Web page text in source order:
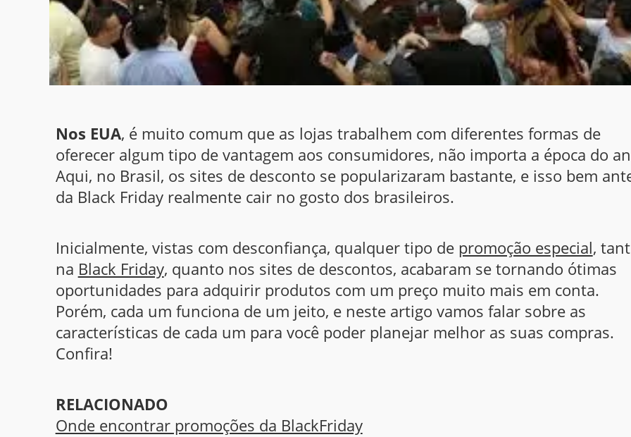
Nos EUA, é muito comum que as lojas trabalhem com diferentes formas de
oferecer algum tipo de vantagem aos consumidores, não importa a época do
Aqui, no Brasil, os sites de desconto se popularizaram bastante, e isso bem
da Black Friday realmente cair no gosto dos brasileiros.
Inicialmente, vistas com desconfiança, qualquer tipo de promoção especial,
na Black Friday, quanto nos sites de descontos, acabaram se tornando ótimas
oportunidades para adquirir produtos com um preço muito mais em conta.
Porém, cada um funciona de um jeito, e neste artigo vamos falar sobre as
características de cada um para você poder planejar melhor as suas compras.
Confira!
RELACIONADO
Onde encontrar promoções da BlackFriday